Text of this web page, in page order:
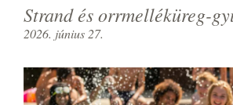
Strand és orrmelléküreg-
2026. június 27.